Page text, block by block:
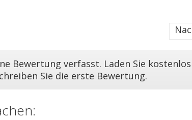
Bewertung verfasst. Laden Sie
Sie die erste Bewertung.